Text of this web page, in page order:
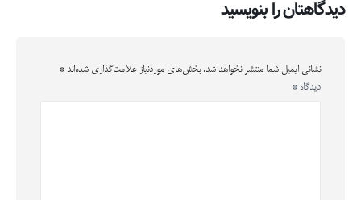
دیدگاهتان را بنویسید
نشانی ایمیل شما منتشر نخواهد شد. بخش‌های موردنیاز علامت‌گذاری شده‌اند *
دیدگاه *